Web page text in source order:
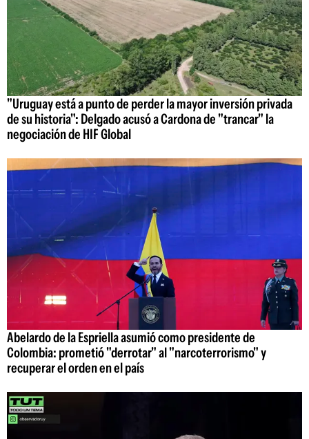
"Uruguay está a punto de perder la mayor inversión privada
de su historia": Delgado acusó a Cardona de "trancar" la
negociación de HIF Global
Abelardo de la Espriella asumió como presidente de
Colombia: prometió "derrotar" al "narcoterrorismo" y
recuperar el orden en el país